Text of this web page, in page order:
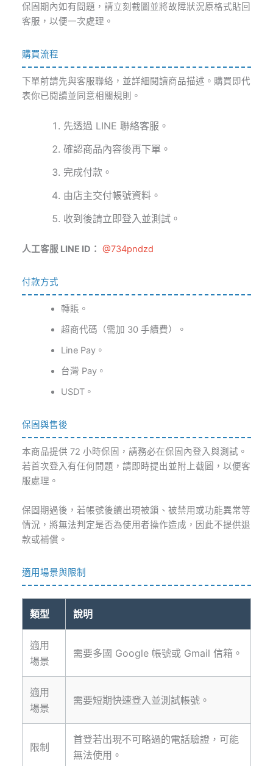
保固期內如有問題，請立刻截圖並將故障狀況原格式貼回
客服，以便一次處理。
購買流程
下單前請先與客服聯絡，並詳細閱讀商品描述。購買即代
表你已閱讀並同意相關規則。
先透過 LINE 聯絡客服。
確認商品內容後再下單。
完成付款。
由店主交付帳號資料。
收到後請立即登入並測試。
人工客服 LINE ID： @734pndzd
付款方式
轉賬。
超商代碼（需加 30 手續費）。
Line Pay。
台灣 Pay。
USDT。
保固與售後
本商品提供 72 小時保固，請務必在保固內登入與測試。
若首次登入有任何問題，請即時提出並附上截圖，以便客
服處理。
保固期過後，若帳號後續出現被鎖、被禁用或功能異常等
情況，將無法判定是否為使用者操作造成，因此不提供退
款或補償。
適用場景與限制
類型 說明
適用
場景
需要多國 Google 帳號或 Gmail 信箱。
適用
場景
需要短期快速登入並測試帳號。
限制
首登若出現不可略過的電話驗證，可能
無法使用。